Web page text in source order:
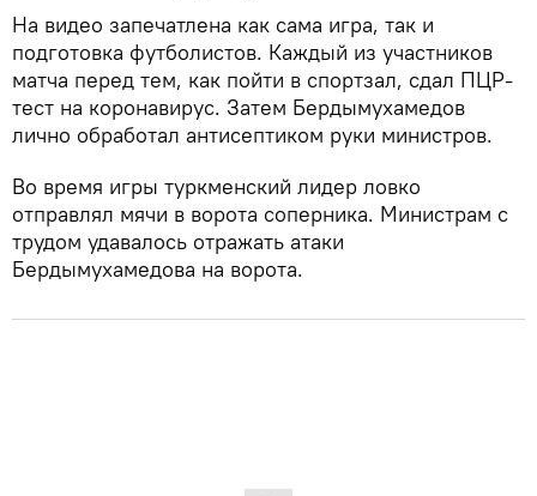
На видео запечатлена как сама игра, так и
подготовка футболистов. Каждый из участников
матча перед тем, как пойти в спортзал, сдал ПЦР-
тест на коронавирус. Затем Бердымухамедов
лично обработал антисептиком руки министров.
Во время игры туркменский лидер ловко
отправлял мячи в ворота соперника. Министрам с
трудом удавалось отражать атаки
Бердымухамедова на ворота.